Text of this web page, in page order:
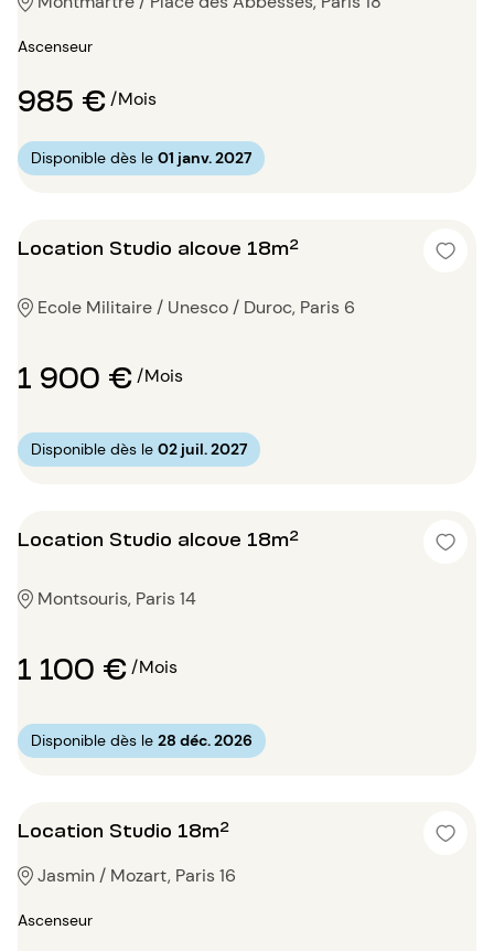
Ascenseur
985 €/Mois
Disponible dès le 01 janv. 2027
Location Studio alcove 18m²
Ecole Militaire / Unesco / Duroc, Paris 6
1 900 €/Mois
Disponible dès le 02 juil. 2027
Location Studio alcove 18m²
Montsouris, Paris 14
1 100 €/Mois
Disponible dès le 28 déc. 2026
Location Studio 18m²
Jasmin / Mozart, Paris 16
Ascenseur